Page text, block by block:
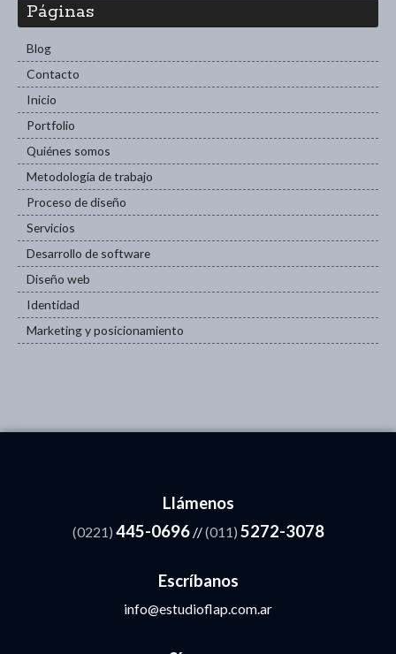
Páginas
Blog
Contacto
Inicio
Portfolio
Quiénes somos
Metodología de trabajo
Proceso de diseño
Servicios
Desarrollo de software
Diseño web
Identidad
Marketing y posicionamiento
Llámenos
(0221) 445-0696//(011) 5272-3078
Escríbanos
info@estudioflap.com.ar